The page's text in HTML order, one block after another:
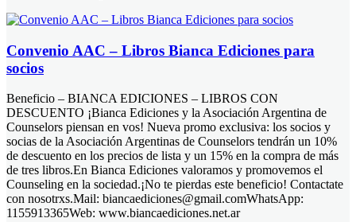
Convenio AAC – Libros Bianca Ediciones para
socios
Beneficio – BIANCA EDICIONES – LIBROS CON
DESCUENTO ¡Bianca Ediciones y la Asociación Argentina de
Counselors piensan en vos! Nueva promo exclusiva: los socios y
socias de la Asociación Argentinas de Counselors tendrán un 10%
de descuento en los precios de lista y un 15% en la compra de más
de tres libros.En Bianca Ediciones valoramos y promovemos el
Counseling en la sociedad.¡No te pierdas este beneficio! Contactate
con nosotrxs.Mail: biancaediciones@gmail.comWhatsApp:
1155913365Web: www.biancaediciones.net.ar